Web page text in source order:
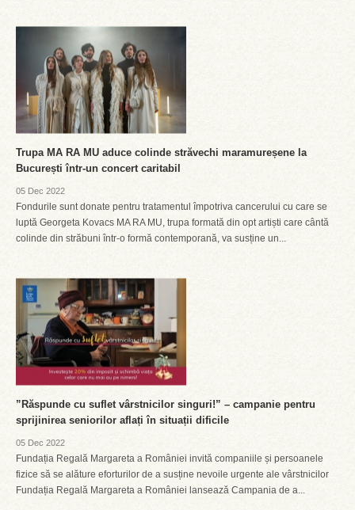
Trupa MA RA MU aduce colinde străvechi maramureșene la
București într-un concert caritabil
05 Dec 2022
Fondurile sunt donate pentru tratamentul împotriva cancerului cu care se
luptă Georgeta Kovacs MA RA MU, trupa formată din opt artiști care cântă
colinde din străbuni într-o formă contemporană, va susține un...
”Răspunde cu suflet vârstnicilor singuri!” – campanie pentru
sprijinirea seniorilor aflați în situații dificile
05 Dec 2022
Fundația Regală Margareta a României invită companiile și persoanele
fizice să se alăture eforturilor de a susține nevoile urgente ale vârstnicilor
Fundația Regală Margareta a României lansează Campania de a...